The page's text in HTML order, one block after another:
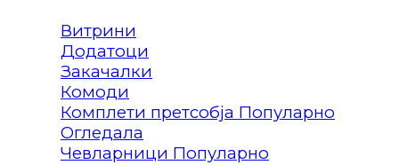
Витрини
Додатоци
Закачалки
Комоди
Комплети претсобја
Огледала
Чевларници